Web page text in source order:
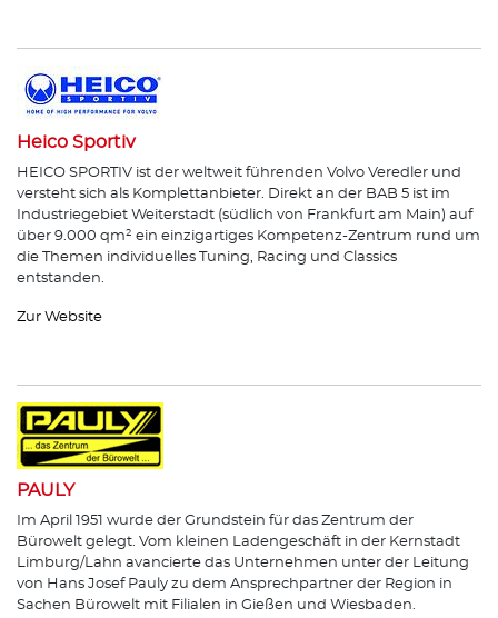
Heico Sportiv
HEICO SPORTIV ist der weltweit führenden Volvo Veredler und
versteht sich als Komplettanbieter. Direkt an der BAB 5 ist im
Industriegebiet Weiterstadt (südlich von Frankfurt am Main) auf
über 9.000 qm² ein einzigartiges Kompetenz-Zentrum rund um
die Themen individuelles Tuning, Racing und Classics
entstanden.
Zur Website
PAULY
Im April 1951 wurde der Grundstein für das Zentrum der
Bürowelt gelegt. Vom kleinen Ladengeschäft in der Kernstadt
Limburg/Lahn avancierte das Unternehmen unter der Leitung
von Hans Josef Pauly zu dem Ansprechpartner der Region in
Sachen Bürowelt mit Filialen in Gießen und Wiesbaden.